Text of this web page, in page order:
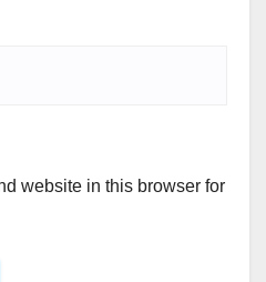
website in this browser for